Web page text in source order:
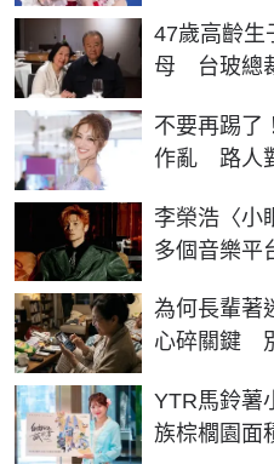
47歲高齡生
母 台玻總
不要再踢了
作亂 路人
李榮浩〈小
多個音樂平
為何長輩著
心碎關鍵
YTR馬鈴薯
族棕櫚園面